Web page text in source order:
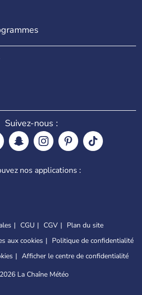
Suivez-nous :
nos applications :
CGU CGV
Plan du site
aux cookies
Politique de confidentialité
Afficher le centre de confidentialité
La Chaîne Météo